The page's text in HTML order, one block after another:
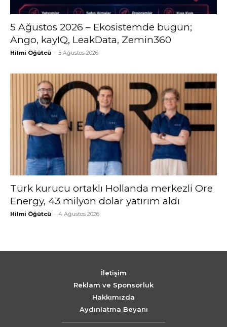
5 Ağustos 2026 – Ekosistemde bugün;
Ango, kayIQ, LeakData, Zemin360
Hilmi Öğütcü - 5 Ağustos 2026
Türk kurucu ortaklı Hollanda merkezli Ore
Energy, 43 milyon dolar yatırım aldı
Hilmi Öğütcü - 4 Ağustos 2026
İletişim
Reklam ve Sponsorluk
Hakkımızda
Aydınlatma Beyanı